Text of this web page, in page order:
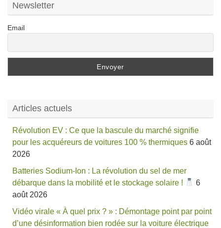
Newsletter
Email
Articles actuels
Révolution EV : Ce que la bascule du marché signifie
pour les acquéreurs de voitures 100 % thermiques 6 août
2026
Batteries Sodium-Ion : La révolution du sel de mer
débarque dans la mobilité et le stockage solaire !
6
août 2026
Vidéo virale « À quel prix ? » : Démontage point par point
d’une désinformation bien rodée sur la voiture électrique